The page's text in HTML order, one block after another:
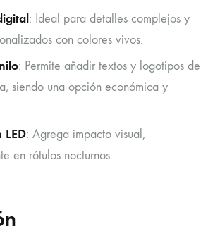
: Ideal para detalles complejos y
con colores vivos.
: Permite añadir textos y logotipos de
siendo una opción económica y
LED: Agrega impacto visual,
en rótulos nocturnos.